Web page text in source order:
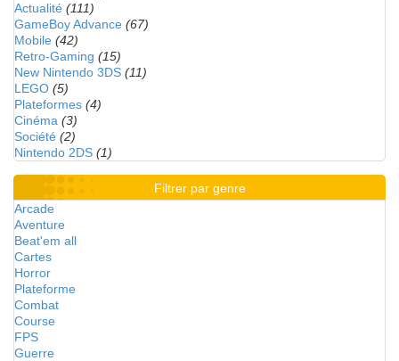
Actualité (111)
GameBoy Advance (67)
Mobile (42)
Retro-Gaming (15)
New Nintendo 3DS (11)
LEGO (5)
Plateformes (4)
Cinéma (3)
Société (2)
Nintendo 2DS (1)
Filtrer par genre
Arcade
Aventure
Beat'em all
Cartes
Horror
Plateforme
Combat
Course
FPS
Guerre